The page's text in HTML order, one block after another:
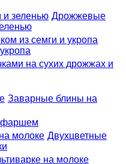
Дрожжевые
Заварные блины на
фаршем
Двухцветные